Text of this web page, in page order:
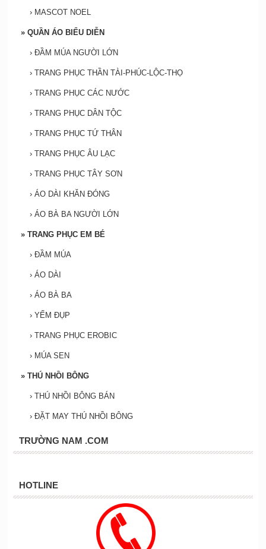
› MASCOT NOEL
» QUẦN ÁO BIỂU DIỄN
› ĐẦM MÚA NGƯỜI LỚN
› TRANG PHỤC THẦN TÀI-PHÚC-LỘC-THỌ
› TRANG PHỤC CÁC NƯỚC
› TRANG PHỤC DÂN TỘC
› TRANG PHỤC TỨ THÂN
› TRANG PHỤC ÂU LẠC
› TRANG PHỤC TÂY SƠN
› ÁO DÀI KHĂN ĐÓNG
› ÁO BÀ BA NGƯỜI LỚN
» TRANG PHỤC EM BÉ
› ĐẦM MÚA
› ÁO DÀI
› ÁO BÀ BA
› YẾM ĐỤP
› TRANG PHỤC EROBIC
› MÚA SEN
» THÚ NHỒI BÔNG
› THÚ NHỒI BÔNG BÁN
› ĐẶT MAY THÚ NHỒI BÔNG
TRƯỜNG NAM .COM
HOTLINE